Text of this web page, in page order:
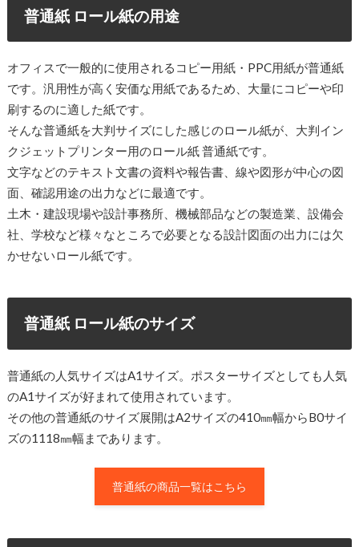
普通紙 ロール紙の用途
オフィスで一般的に使用されるコピー用紙・PPC用紙が普通紙
です。汎用性が高く安価な用紙であるため、大量にコピーや印
刷するのに適した紙です。
そんな普通紙を大判サイズにした感じのロール紙が、大判イン
クジェットプリンター用のロール紙 普通紙です。
文字などのテキスト文書の資料や報告書、線や図形が中心の図
面、確認用途の出力などに最適です。
土木・建設現場や設計事務所、機械部品などの製造業、設備会
社、学校など様々なところで必要となる設計図面の出力には欠
かせないロール紙です。
普通紙 ロール紙のサイズ
普通紙の人気サイズはA1サイズ。ポスターサイズとしても人気
のA1サイズが好まれて使用されています。
その他の普通紙のサイズ展開はA2サイズの410㎜幅からB0サイ
ズの1118㎜幅まであります。
普通紙の商品一覧はこちら